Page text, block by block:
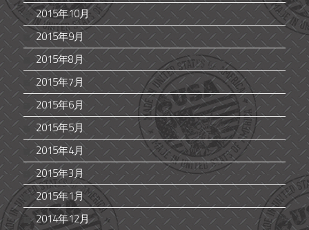
2015年10月
2015年9月
2015年8月
2015年7月
2015年6月
2015年5月
2015年4月
2015年3月
2015年1月
2014年12月